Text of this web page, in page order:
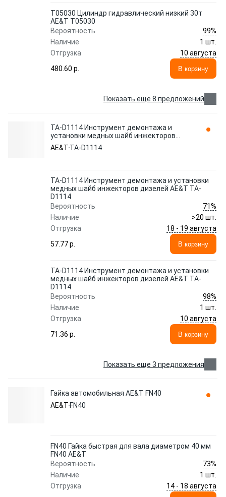
T05030 Цилиндр гидравлический низкий 30т
AE&T T05030
Вероятность
99%
Наличие
1 шт.
Отгрузка
10 августа
480.60 p.
В корзину
Показать еще 8 предложений
TA-D1114 Инструмент демонтажа и
установки медных шайб инжекторов
дизелей AE&T TA-D1114
AE&T TA-D1114
TA-D1114 Инструмент демонтажа и установки
медных шайб инжекторов дизелей AE&T TA-
D1114
Вероятность
71%
Наличие
>20 шт.
Отгрузка
18 - 19 августа
57.77 p.
В корзину
TA-D1114 Инструмент демонтажа и установки
медных шайб инжекторов дизелей AE&T TA-
D1114
Вероятность
98%
Наличие
1 шт.
Отгрузка
10 августа
71.36 p.
В корзину
Показать еще 3 предложения
Гайка автомобильная AE&T FN40
AE&T FN40
FN40 Гайка быстрая для вала диаметром 40 мм
FN40 AE&T
Вероятность
73%
Наличие
1 шт.
Отгрузка
14 - 18 августа